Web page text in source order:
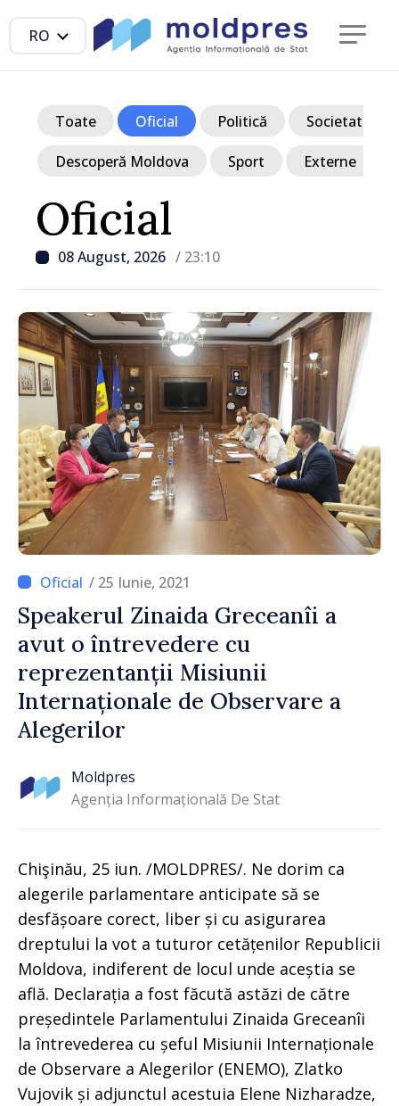
RO
Oficial
08 August, 2026 / 23:10
Toate Oficial Politică Societate
Descoperă Moldova Sport Externe
/ 25 Iunie, 2021
Speakerul Zinaida Greceanîi a
avut o întrevedere cu
reprezentanții Misiunii
Internaționale de Observare a
Alegerilor
Moldpres
Agenția Informațională De Stat
Chişinău, 25 iun. /MOLDPRES/. Ne dorim ca
alegerile parlamentare anticipate să se
desfășoare corect, liber și cu asigurarea
dreptului la vot a tuturor cetățenilor Republicii
Moldova, indiferent de locul unde aceștia se
află. Declarația a fost făcută astăzi de către
președintele Parlamentului Zinaida Greceanîi
la întrevederea cu șeful Misiunii Internaționale
de Observare a Alegerilor (ENEMO), Zlatko
Vujovik și adjunctul acestuia Elene Nizharadze,